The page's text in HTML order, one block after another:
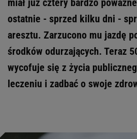
miał już cztery bardzo
ostatnie - sprzed kilku dni -
aresztu. Zarzucono mu jazdę
środków odurzających. Teraz
wycofuje się z życia
leczeniu i zadbać o swoje